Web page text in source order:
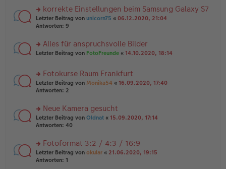
tr
a
g
e
n
er
tr
a
n
g
el
e
n
ei
tr
a
rs
te
n
g
es
e
n
er
ei
tr
a
korrekte Einstellungen beim Samsung Galaxy S7
Letzter Beitrag von unicorn75 « 06.12.2020, 21:04
Antworten: 9
rs
u
n
g
es
e
n
er
ei
tr
a
Alles für anspruchsvolle Bilder
Letzter Beitrag von FotoFreunde « 14.10.2020, 18:14
rs
te
n
g
el
e
n
er
Fotokurse Raum Frankfurt
Letzter Beitrag von Monika54 « 16.09.2020, 17:40
Antworten: 2
rs
te
n
g
el
Neue Kamera gesucht
Letzter Beitrag von Oldnat « 15.09.2020, 17:14
Antworten: 40
rs
te
Fotoformat 3:2 / 4:3 / 16:9
Letzter Beitrag von okular « 21.06.2020, 19:15
Antworten: 1